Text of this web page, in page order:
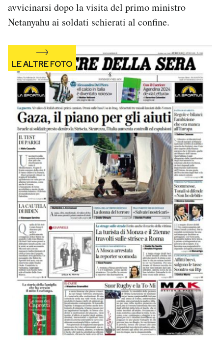
Regala il Post
Hai bisogno di aiuto?
avvicinarsi dopo la visita del primo ministro
Netanyahu ai soldati schierati al confine.